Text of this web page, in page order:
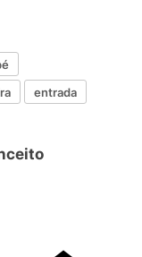
entrada